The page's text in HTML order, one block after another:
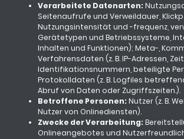
Verarbeitete Datenarten:
Seitenaufrufe und Verweildauer,
Nutzungsintensität und -frequenz,
Gerätetypen und Betriebssysteme,
Inhalten und Funktionen); Meta-,
Verfahrensdaten (z. B. IP-Adressen,
Identifikationsnummern, beteiligte
Protokolldaten (z. B. Logfiles
Abruf von Daten oder Zugriffszeiten.).
Betroffene Personen: Nutzer (z. B.
Nutzer von Onlinediensten).
Zwecke der Verarbeitung:
Onlineangebotes und